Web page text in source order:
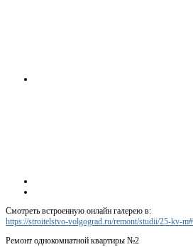
Смотреть встроенную онлайн галерею в:
https://stroitelstvo-volgograd.ru/remont/studii/25-kv-
Ремонт однокомнатной квартиры №2